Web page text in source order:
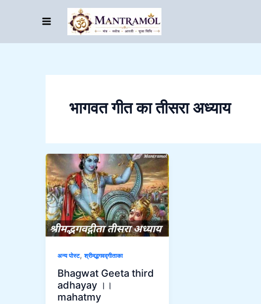
भागवत गीत का तीसरा अध्याय
अन्य पोस्ट,श्रीमद्भगवद्गीताका
Bhagwat Geeta third
adhayay ।।
mahatmy
Bhagwat
Geeta
third
adhayay
।।
mahatmy